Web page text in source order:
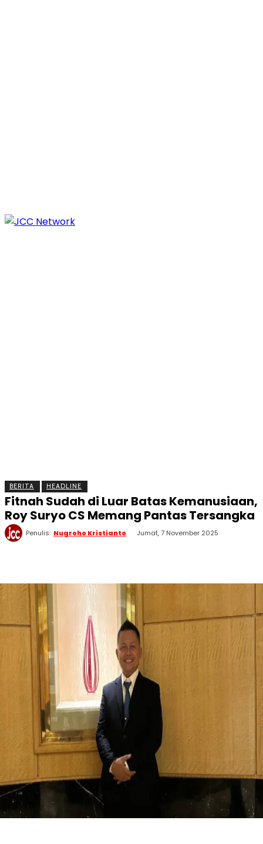
BERITA HEADLINE
Fitnah Sudah di Luar Batas Kemanusiaan,
Roy Suryo CS Memang Pantas Tersangka
Penulis: Nugroho Kristianto Jumat, 7 November 2025